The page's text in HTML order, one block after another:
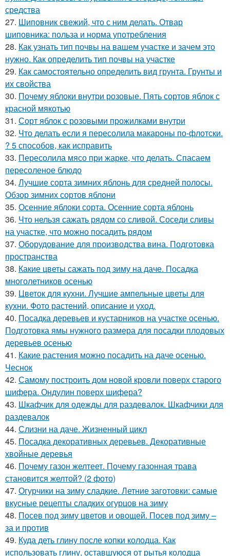
средства
27. Шиповник свежий, что с ним делать. Отвар
шиповника: польза и норма употребления
28. Как узнать тип почвы на вашем участке и зачем это
нужно. Как определить тип почвы на участке
29. Как самостоятельно определить вид грунта. Грунты и
их свойства
30. Почему яблоки внутри розовые. Пять сортов яблок с
красной мякотью
31. Сорт яблок с розовыми прожилками внутри
32. Что делать если я пересолила макароны по-флотски.
? 5 способов, как исправить
33. Пересолила мясо при жарке, что делать. Спасаем
пересоленое блюдо
34. Лучшие сорта зимних яблонь для средней полосы.
Обзор зимних сортов яблони
35. Осенние яблоки сорта. Осенние сорта яблонь
36. Что нельзя сажать рядом со сливой. Соседи сливы
на участке, что можно посадить рядом
37. Оборудование для производства вина. Подготовка
пространства
38. Какие цветы сажать под зиму на даче. Посадка
многолетников осенью
39. Цветок для кухни. Лучшие ампельные цветы для
кухни. Фото растений, описание и уход.
40. Посадка деревьев и кустарников на участке осенью.
Подготовка ямы нужного размера для посадки плодовых
деревьев осенью
41. Какие растения можно посадить на даче осенью.
Чеснок
42. Самому построить дом новой кровли поверх старого
шифера. Ондулин поверх шифера?
43. Шкафчик для одежды для раздевалок. Шкафчики для
раздевалок
44. Слизни на даче. Жизненный цикл
45. Посадка декоративных деревьев. Декоративные
хвойные деревья
46. Почему газон желтеет. Почему газонная трава
становится желтой? (2 фото)
47. Огурчики на зиму сладкие. Летние заготовки: самые
вкусные рецепты сладких огурцов на зиму
48. Посев под зиму цветов и овощей. Посев под зиму –
за и против
49. Куда деть глину после копки колодца. Как
использовать глину, оставшуюся от рытья колодца